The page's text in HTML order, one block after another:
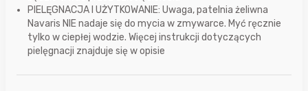
PIELĘGNACJA I UŻYTKOWANIE: Uwaga, patelnia żeliwna
Navaris NIE nadaje się do mycia w zmywarce. Myć ręcznie
tylko w ciepłej wodzie. Więcej instrukcji dotyczących
pielęgnacji znajduje się w opisie